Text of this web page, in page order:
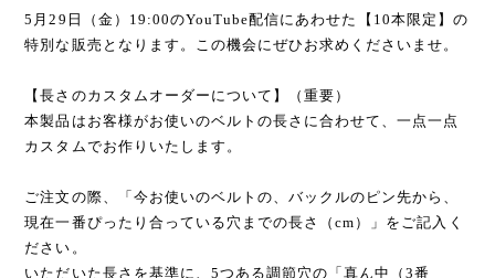
5月29日（金）19:00のYouTube配信にあわせた【10本限定】の
特別な販売となります。この機会にぜひお求めくださいませ。
【長さのカスタムオーダーについて】（重要）
本製品はお客様がお使いのベルトの長さに合わせて、一点一点
カスタムでお作りいたします。
ご注文の際、「今お使いのベルトの、バックルのピン先から、
現在一番ぴったり合っている穴までの長さ（cm）」をご記入く
ださい。
いただいた長さを基準に、5つある調節穴の「真ん中（3番